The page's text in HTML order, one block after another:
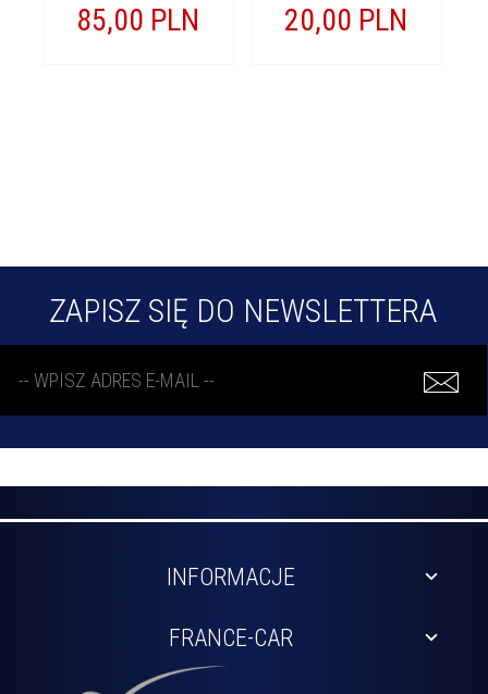
85,00 PLN 20,00 PLN
ZAPISZ SIĘ DO NEWSLETTERA
INFORMACJE
FRANCE-CAR